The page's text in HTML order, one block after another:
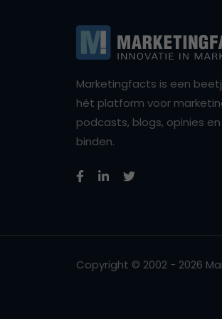
Marketingfacts is een
hét platform voor
podcasts, blogs, opinies
binden.
Copyright © 2002 - 2026